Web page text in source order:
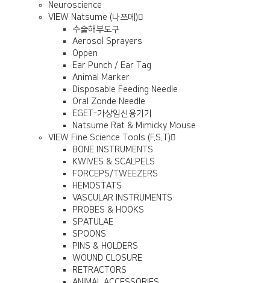
Neuroscience
VIEW Natsume (나쯔메)
수술해부도구
Aerosol Sprayers
Oppen
Ear Punch / Ear Tag
Animal Marker
Disposable Feeding Needle
Oral Zonde Needle
EGET-가상임신용기기
Natsume Rat & Mimicky Mouse
VIEW Fine Science Tools (F.S.T)
BONE INSTRUMENTS
KWIVES & SCALPELS
FORCEPS/TWEEZERS
HEMOSTATS
VASCULAR INSTRUMENTS
PROBES & HOOKS
SPATULAE
SPOONS
PINS & HOLDERS
WOUND CLOSURE
RETRACTORS